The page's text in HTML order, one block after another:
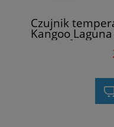
Czujnik
Kangoo
Trafic